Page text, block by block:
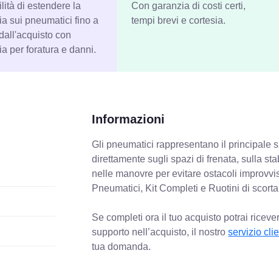
di estendere la
sui pneumatici fino a
con
per foratura e danni.
Con garanzia di costi certi,
tempi brevi e cortesia.
Informazioni
Gli pneumatici rappresentano il principale
direttamente sugli spazi di frenata, sulla
nelle manovre per evitare ostacoli
Pneumatici, Kit Completi e Ruotini di
Se completi ora il tuo acquisto potrai
supporto nell’acquisto, il nostroservizio
tua domanda.